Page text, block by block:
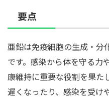
要点
亜鉛は免疫細胞の生成・分
です。感染から体を守る力
康維持に重要な役割を果た
遅くなったり、感染を受け